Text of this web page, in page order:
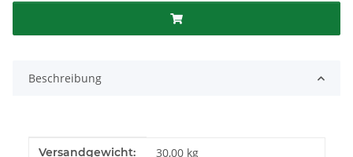
Beschreibung
Produkteigenschaft
Wert
Versandgewicht: 30,00 kg